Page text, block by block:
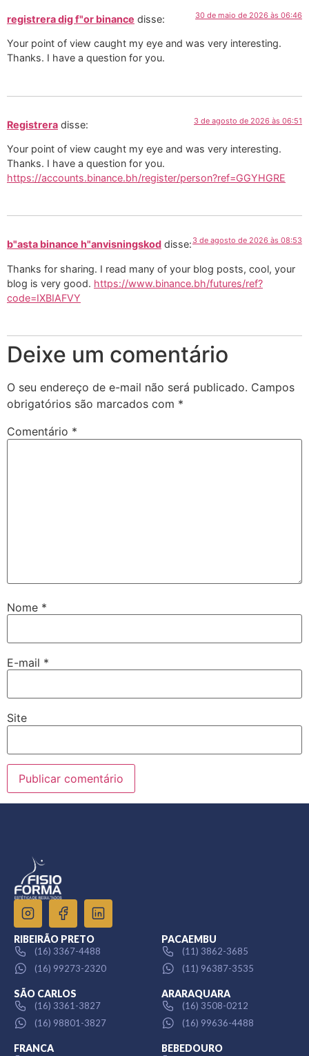
registrera dig f"or binance disse: 30 de maio de 2026 às 06:46
Your point of view caught my eye and was very interesting.
Thanks. I have a question for you.
Registrera disse: 3 de agosto de 2026 às 06:51
Your point of view caught my eye and was very interesting.
Thanks. I have a question for you.
https://accounts.binance.bh/register/person?ref=GGYHGRE
b"asta binance h"anvisningskod disse: 3 de agosto de 2026 às 08:53
Thanks for sharing. I read many of your blog posts, cool, your
blog is very good. https://www.binance.bh/futures/ref?
code=IXBIAFVY
Deixe um comentário
O seu endereço de e-mail não será publicado. Campos
obrigatórios são marcados com *
Comentário *
Nome *
E-mail *
Site
RIBEIRÃO PRETO
(16) 3367-4488
(16) 99273-2320
PACAEMBU
(11) 3862-3685
(11) 96387-3535
SÃO CARLOS
(16) 3361-3827
(16) 98801-3827
ARARAQUARA
(16) 3508-0212
(16) 99636-4488
FRANCA BEBEDOURO